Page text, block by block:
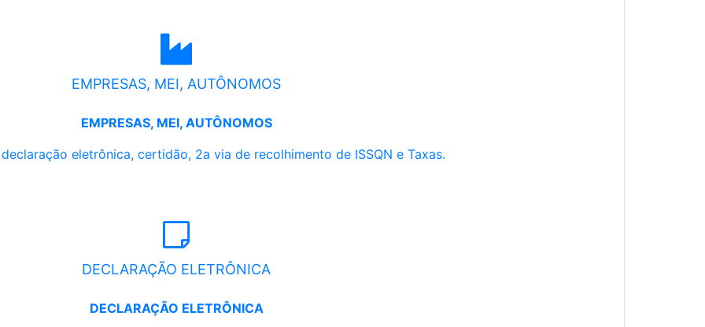
EMPRESAS, MEI, AUTÔNOMOS
EMPRESAS, MEI, AUTÔNOMOS
eletrônica, certidão, 2a via de recolhimento de ISSQN e Taxas.
DECLARAÇÃO ELETRÔNICA
DECLARAÇÃO ELETRÔNICA